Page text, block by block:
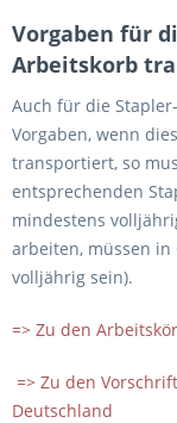
Vorgaben für
Arbeitskorb
Auch für die
Vorgaben, wenn
transportiert, so
entsprechenden
mindestens
arbeiten, müssen
volljährig sein).
=> Zu den
=> Zu den
Deutschland